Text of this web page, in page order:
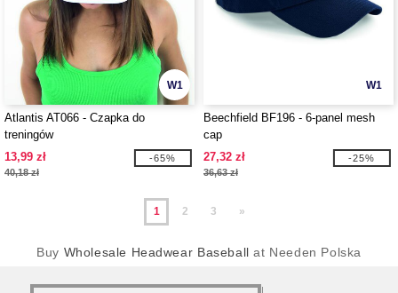
W1
Atlantis AT066 - Czapka do
treningów
13,99 zł
40,18 zł
-65%
W1
Beechfield BF196 - 6-panel mesh
cap
27,32 zł
36,63 zł
-25%
1 2 3 »
Buy Wholesale Headwear Baseball at Needen Polska